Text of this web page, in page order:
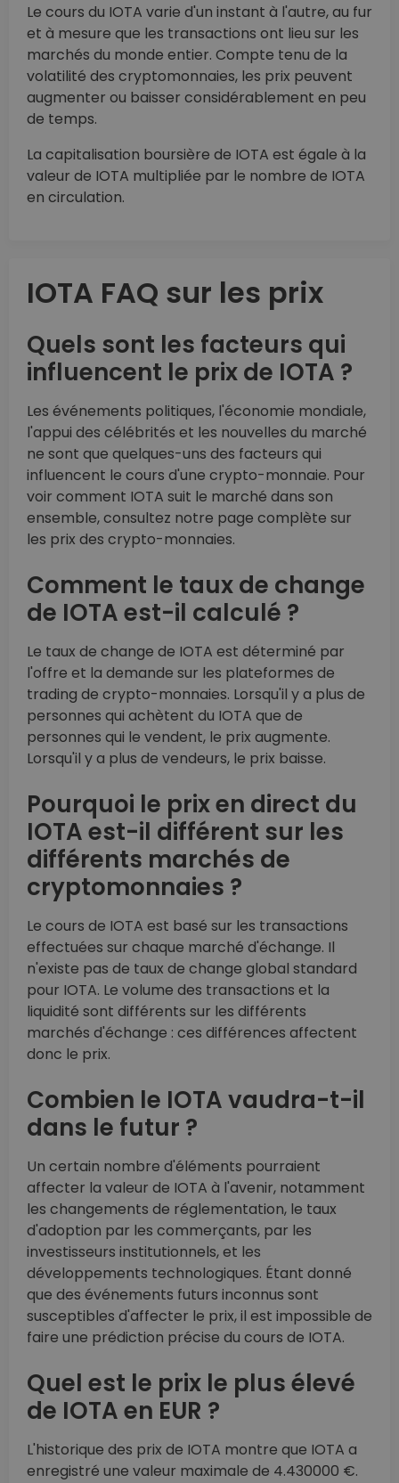
Le cours du IOTA varie d'un instant à l'autre, au fur
et à mesure que les transactions ont lieu sur les
marchés du monde entier. Compte tenu de la
volatilité des cryptomonnaies, les prix peuvent
augmenter ou baisser considérablement en peu
de temps.
La capitalisation boursière de IOTA est égale à la
valeur de IOTA multipliée par le nombre de IOTA
en circulation.
IOTA FAQ sur les prix
Quels sont les facteurs qui
influencent le prix de IOTA ?
Les événements politiques, l'économie mondiale,
l'appui des célébrités et les nouvelles du marché
ne sont que quelques-uns des facteurs qui
influencent le cours d'une crypto-monnaie. Pour
voir comment IOTA suit le marché dans son
ensemble, consultez notre page complète sur
les prix des crypto-monnaies.
Comment le taux de change
de IOTA est-il calculé ?
Le taux de change de IOTA est déterminé par
l'offre et la demande sur les plateformes de
trading de crypto-monnaies. Lorsqu'il y a plus de
personnes qui achètent du IOTA que de
personnes qui le vendent, le prix augmente.
Lorsqu'il y a plus de vendeurs, le prix baisse.
Pourquoi le prix en direct du
IOTA est-il différent sur les
différents marchés de
cryptomonnaies ?
Le cours de IOTA est basé sur les transactions
effectuées sur chaque marché d'échange. Il
n'existe pas de taux de change global standard
pour IOTA. Le volume des transactions et la
liquidité sont différents sur les différents
marchés d'échange : ces différences affectent
donc le prix.
Combien le IOTA vaudra-t-il
dans le futur ?
Un certain nombre d'éléments pourraient
affecter la valeur de IOTA à l'avenir, notamment
les changements de réglementation, le taux
d'adoption par les commerçants, par les
investisseurs institutionnels, et les
développements technologiques. Étant donné
que des événements futurs inconnus sont
susceptibles d'affecter le prix, il est impossible de
faire une prédiction précise du cours de IOTA.
Quel est le prix le plus élevé
de IOTA en EUR ?
L'historique des prix de IOTA montre que IOTA a
enregistré une valeur maximale de 4.430000 €.